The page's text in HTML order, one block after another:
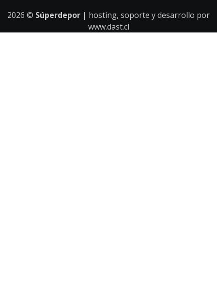
2026 © Súperdepor | hosting, soporte y desarrollo por
www.dast.cl